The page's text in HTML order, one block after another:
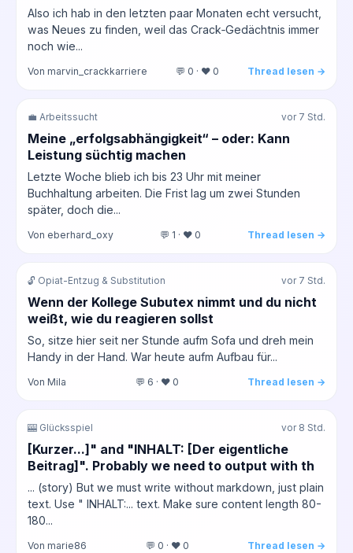
Also ich hab in den letzten paar Monaten echt versucht,
was Neues zu finden, weil das Crack‑Gedächtnis immer
noch wie...
Von marvin_crackkarriere 💬 0 · ❤️ 0 Thread lesen →
💼 Arbeitssucht vor 7 Std.
Meine „erfolgsabhängigkeit“ – oder: Kann
Leistung süchtig machen
Letzte Woche blieb ich bis 23 Uhr mit meiner
Buchhaltung arbeiten. Die Frist lag um zwei Stunden
später, doch die...
Von eberhard_oxy 💬 1 · ❤️ 0 Thread lesen →
🔓 Opiat-Entzug & Substitution vor 7 Std.
Wenn der Kollege Subutex nimmt und du nicht
weißt, wie du reagieren sollst
So, sitze hier seit ner Stunde aufm Sofa und dreh mein
Handy in der Hand. War heute aufm Aufbau für...
Von Mila 💬 6 · ❤️ 0 Thread lesen →
🎰 Glücksspiel vor 8 Std.
[Kurzer...]" and "INHALT: [Der eigentliche
Beitrag]". Probably we need to output with th
... (story) But we must write without markdown, just plain
text. Use " INHALT:... text. Make sure content length 80-
180...
Von marie86 💬 0 · ❤️ 0 Thread lesen →